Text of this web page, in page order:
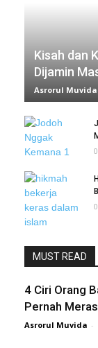
Kisah dan
Dijamin
Asrorul Muvida
MUST READ
4 Ciri Orang
Pernah
Asrorul Muvida -